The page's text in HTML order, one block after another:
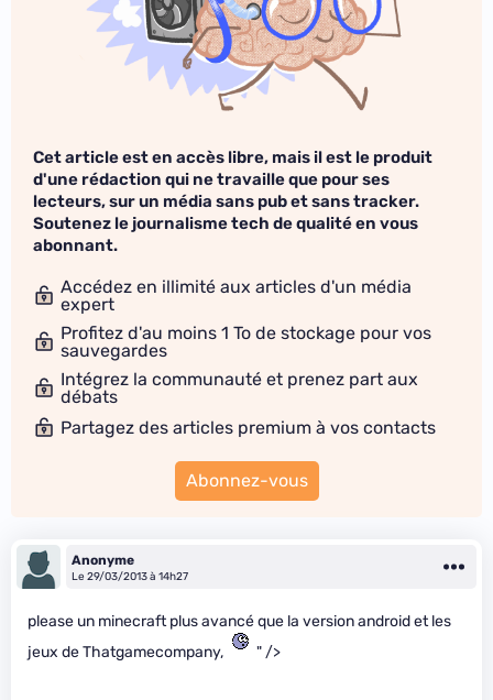
Cet article est en accès libre, mais il est le produit
d'une rédaction qui ne travaille que pour ses
lecteurs, sur un média sans pub et sans tracker.
Soutenez le journalisme tech de qualité en vous
abonnant.
Accédez en illimité aux articles d'un média
expert
Profitez d'au moins 1 To de stockage pour vos
sauvegardes
Intégrez la communauté et prenez part aux
débats
Partagez des articles premium à vos contacts
Abonnez-vous
Anonyme
Le 29/03/2013 à 14h27
please un minecraft plus avancé que la version android et les
jeux de Thatgamecompany,
" />